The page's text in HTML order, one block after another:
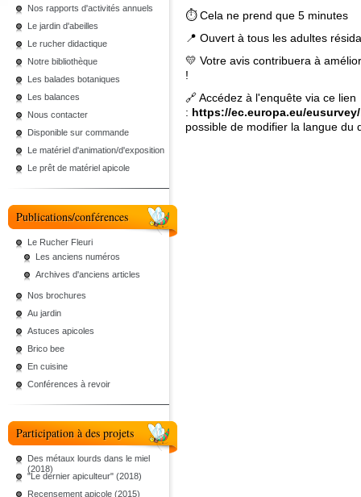
Nos rapports d'activités annuels
Le jardin d'abeilles
Le rucher didactique
Notre bibliothèque
Les balades botaniques
Les balances
Nous contacter
Disponible sur commande
Le matériel d'animation/d'exposition
Le prêt de matériel apicole
Publications/conférences
Le Rucher Fleuri
Les anciens numéros
Archives d'anciens articles
Nos brochures
Au jardin
Astuces apicoles
Brico bee
En cuisine
Conférences à revoir
Participation à des projets
Des métaux lourds dans le miel
(2018)
"Le dernier apiculteur" (2018)
Recensement apicole (2015)
⏱ Cela ne prend que 5 minutes
📍 Ouvert à tous les adultes
💛 Votre avis contribuera à
!
🔗 Accédez à l'enquête via ce lien
: https://ec.europa.eu/
possible de modifier la langue du